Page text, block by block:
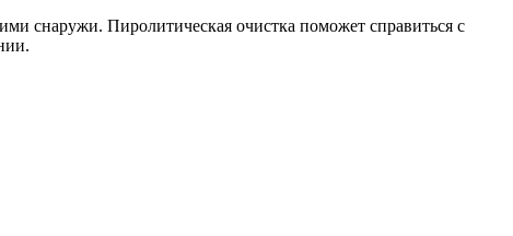
снаружи. Пиролитическая очистка поможет справиться с